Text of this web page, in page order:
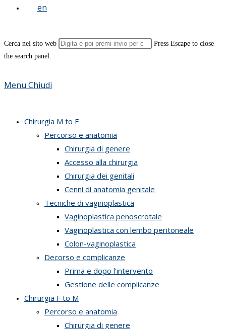
Cerca nel sito web
Press Escape to close
the search panel.
Menu Chiudi
Chirurgia M to F
Percorso e anatomia
Chirurgia di genere
Accesso alla chirurgia
Chirurgia dei genitali
Cenni di anatomia genitale
Tecniche di vaginoplastica
Vaginoplastica penoscrotale
Vaginoplastica con lembo peritoneale
Colon-vaginoplastica
Decorso e complicanze
Prima e dopo l’intervento
Gestione delle complicanze
Chirurgia F to M
Percorso e anatomia
Chirurgia di genere